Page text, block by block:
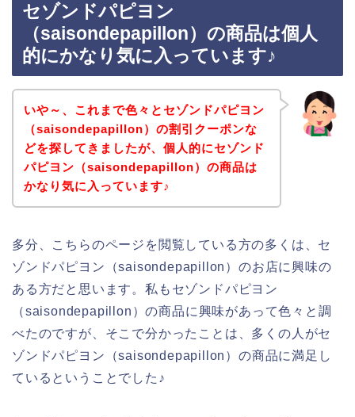
セゾンドパピヨン
（saisondepapillon）の商品は個人
的にかなり気に入っています♪
いや～、これまで色々とセゾンドパピヨン
（saisondepapillon）の割引クーポンな
どを探してきましたが、個人的にセゾンド
パピヨン（saisondepapillon）の商品は
かなり気に入っています♪
多分、こちらのページを閲覧している方の多くは、セ
ゾンドパピヨン（saisondepapillon）のお店に興味の
ある方だと思います。私もセゾンドパピヨン
（saisondepapillon）の商品に興味があって色々と調
べたのですが、そこで分かったことは、多くの人がセ
ゾンドパピヨン（saisondepapillon）の商品に満足し
ているということでした♪